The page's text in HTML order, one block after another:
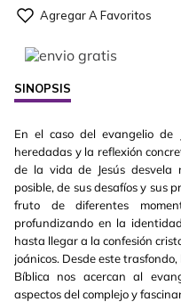
SINOPSIS
En el caso del evangelio de
heredadas y la reflexión
de la vida de Jesús desvela
posible, de sus desafíos y sus
fruto de diferentes
profundizando en la
hasta llegar a la confesión
joánicos. Desde este
Bíblica nos acercan al
aspectos del complejo y